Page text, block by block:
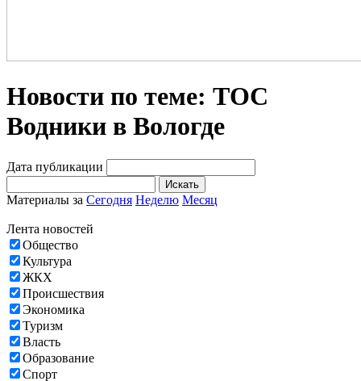
Новости по теме: ТОС
Водники в Вологде
Дата публикации
Искать
Материалы за Сегодня Неделю Месяц
Лента новостей
Общество
Культура
ЖКХ
Происшествия
Экономика
Туризм
Власть
Образование
Спорт